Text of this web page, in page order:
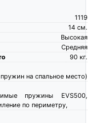
1119
см.
14
Высокая
Средняя
кг.
90
на спальное место)
пружины EVS500,
по периметру,